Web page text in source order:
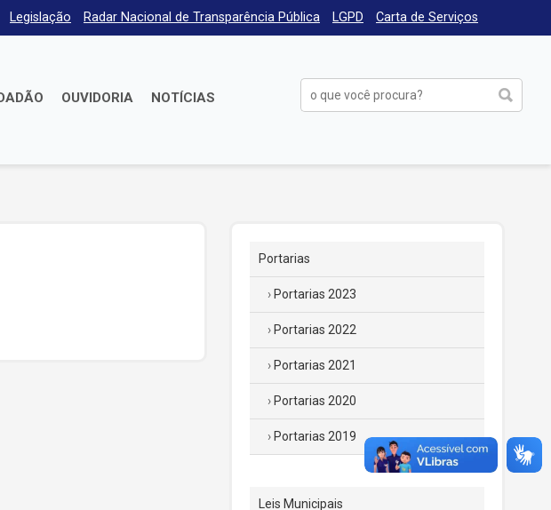
Legislação Radar Nacional de Transparência Pública LGPD Carta de Serviços
OUVIDORIA NOTÍCIAS
Portarias
Portarias 2023
Portarias 2022
Portarias 2021
Portarias 2020
Portarias 2019
Leis Municipais